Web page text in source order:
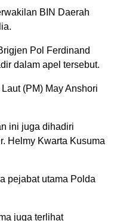
BIN Daerah
Pol Ferdinand
dalam apel tersebut.
(PM) May Anshori
ini juga dihadiri
Helmy Kwarta Kusuma
pejabat utama Polda
juga terlihat